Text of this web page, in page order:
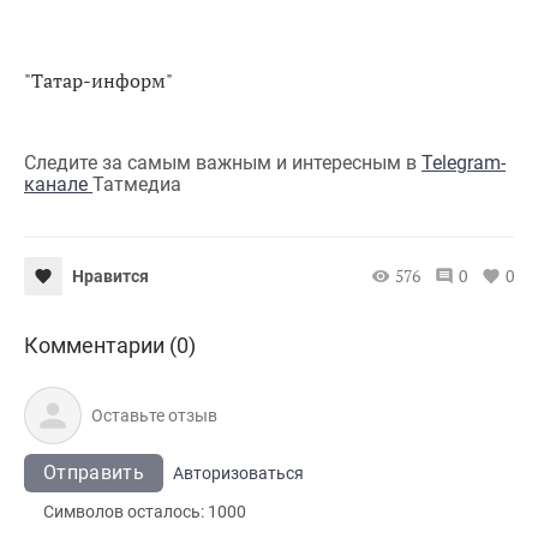
"Татар-информ"
Следите за самым важным и интересным в Telegram-
канале Татмедиа
Нравится 576 0 0
Комментарии (0)
Отправить
Авторизоваться
Символов осталось: 1000